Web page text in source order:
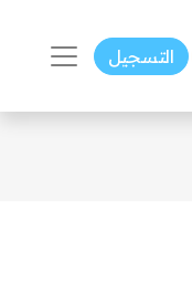
التسجيل